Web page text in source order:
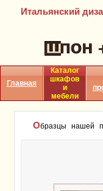
Итальянский
Главная
Каталог
шкафов
и
мебели
Образцы нашей